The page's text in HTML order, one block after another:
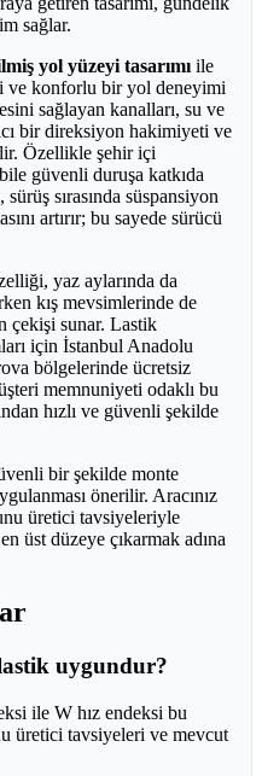
sağlar.
yol yüzeyi tasarımı ile
ve konforlu bir yol deneyimi
sağlayan kanalları, su ve
bir direksiyon hakimiyeti ve
Özellikle şehir içi
güvenli duruşa katkıda
sırasında süspansiyon
artırır; bu sayede sürücü
yaz aylarında da
kış mevsimlerinde de
çekişi sunar. Lastik
için İstanbul Anadolu
bölgelerinde ücretsiz
memnuniyeti odaklı bu
hızlı ve güvenli şekilde
bir şekilde monte
önerilir. Aracınız
üretici tavsiyeleriyle
üst düzeye çıkarmak adına
uygundur?
ile W hız endeksi bu
üretici tavsiyeleri ve mevcut